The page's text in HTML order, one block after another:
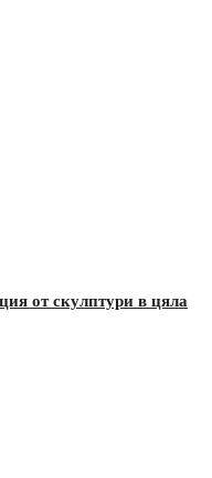
от скулптури в цяла